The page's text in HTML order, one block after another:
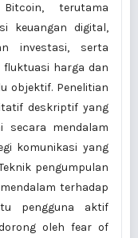
terutama
keuangan digital,
investasi, serta
harga dan
objektif. Penelitian
deskriptif yang
secara mendalam
komunikasi yang
pengumpulan
terhadap
pengguna aktif
oleh fear of